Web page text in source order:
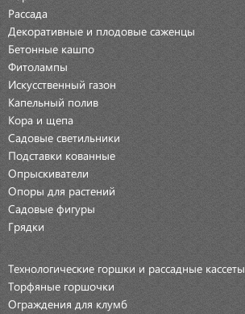
Рассада
Декоративные и плодовые саженцы
Бетонные кашпо
Фитолампы
Искусственный газон
Капельный полив
Кора и щепа
Садовые светильники
Подставки кованные
Опрыскиватели
Опоры для растений
Садовые фигуры
Грядки
Технологические горшки и рассадные кассеты
Торфяные горшочки
Ограждения для клумб